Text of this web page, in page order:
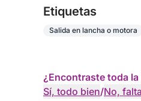
Etiquetas
Salida en lancha o motora
¿Encontraste toda
Sí, todo bien/No,